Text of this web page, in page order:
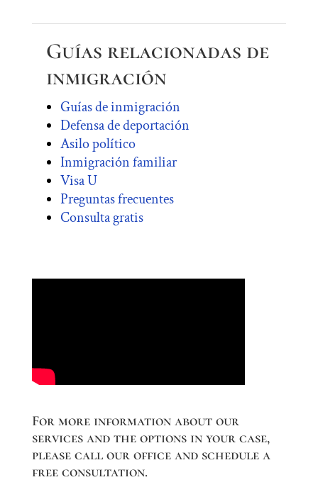
Guías relacionadas de
inmigración
Guías de inmigración
Defensa de deportación
Asilo político
Inmigración familiar
Visa U
Preguntas frecuentes
Consulta gratis
For more information about our
services and the options in your case,
please call our office and schedule a
free consultation.